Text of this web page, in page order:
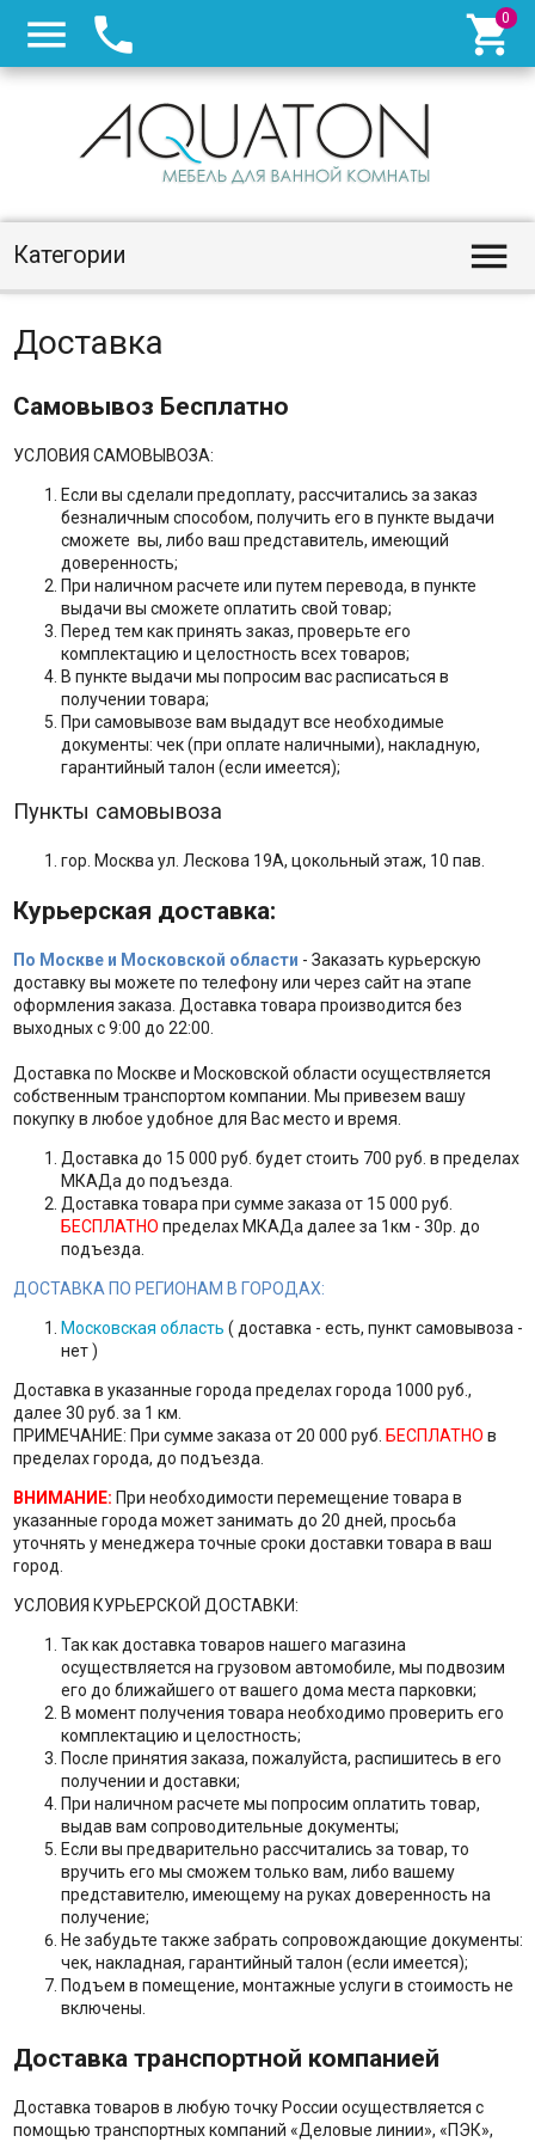
  
Категории 
Доставка
Самовывоз Бесплатно
УСЛОВИЯ САМОВЫВОЗА:
Если вы сделали предоплату, рассчитались за заказ
безналичным способом, получить его в пункте выдачи
сможете вы, либо ваш представитель, имеющий
доверенность;
При наличном расчете или путем перевода, в пункте
выдачи вы сможете оплатить свой товар;
Перед тем как принять заказ, проверьте его
комплектацию и целостность всех товаров;
В пункте выдачи мы попросим вас расписаться в
получении товара;
При самовывозе вам выдадут все необходимые
документы: чек (при оплате наличными), накладную,
гарантийный талон (если имеется);
Пункты самовывоза
гор. Москва ул. Лескова 19А, цокольный этаж, 10 пав.
Курьерская доставка:
По Москве и Московской области - Заказать курьерскую
доставку вы можете по телефону или через сайт на этапе
оформления заказа. Доставка товара производится без
выходных с 9:00 до 22:00.
Доставка по Москве и Московской области осуществляется
собственным транспортом компании. Мы привезем вашу
покупку в любое удобное для Вас место и время.
Доставка до 15 000 руб. будет стоить 700 руб. в пределах
МКАДа до подъезда.
Доставка товара при сумме заказа от 15 000 руб.
БЕСПЛАТНО пределах МКАДа далее за 1км - 30р. до
подъезда.
ДОСТАВКА ПО РЕГИОНАМ В ГОРОДАХ:
Московская область ( доставка - есть, пункт самовывоза -
нет )
Доставка в указанные города пределах города 1000 руб.,
далее 30 руб. за 1 км.
ПРИМЕЧАНИЕ: При сумме заказа от 20 000 руб. БЕСПЛАТНО в
пределах города, до подъезда.
ВНИМАНИЕ: При необходимости перемещение товара в
указанные города может занимать до 20 дней, просьба
уточнять у менеджера точные сроки доставки товара в ваш
город.
УСЛОВИЯ КУРЬЕРСКОЙ ДОСТАВКИ:
Так как доставка товаров нашего магазина
осуществляется на грузовом автомобиле, мы подвозим
его до ближайшего от вашего дома места парковки;
В момент получения товара необходимо проверить его
комплектацию и целостность;
После принятия заказа, пожалуйста, распишитесь в его
получении и доставки;
При наличном расчете мы попросим оплатить товар,
выдав вам сопроводительные документы;
Если вы предварительно рассчитались за товар, то
вручить его мы сможем только вам, либо вашему
представителю, имеющему на руках доверенность на
получение;
Не забудьте также забрать сопровождающие документы:
чек, накладная, гарантийный талон (если имеется);
Подъем в помещение, монтажные услуги в стоимость не
включены.
Доставка транспортной компанией
Доставка товаров в любую точку России осуществляется с
помощью транспортных компаний «Деловые линии», «ПЭК»,